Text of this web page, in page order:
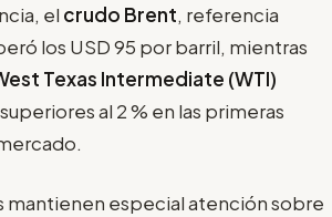
el crudo Brent, referencia
los USD 95 por barril, mientras
Texas Intermediate (WTI)
al 2 % en las primeras
mantienen especial atención sobre